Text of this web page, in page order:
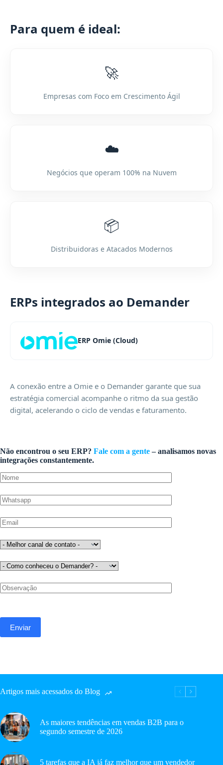
Para quem é ideal:
🚀
Empresas com Foco em Crescimento Ágil
☁️
Negócios que operam 100% na Nuvem
📦
Distribuidoras e Atacados Modernos
ERPs integrados ao Demander
ERP Omie (Cloud)
A conexão entre a Omie e o Demander garante que sua
estratégia comercial acompanhe o ritmo da sua gestão
digital, acelerando o ciclo de vendas e faturamento.
Não encontrou o seu ERP? Fale com a gente– analisamos novas
integrações constantemente.
Artigos mais acessados do Blog
As maiores tendências em vendas B2B para o
segundo semestre de 2026
5 tarefas que a IA já faz melhor que um vendedor